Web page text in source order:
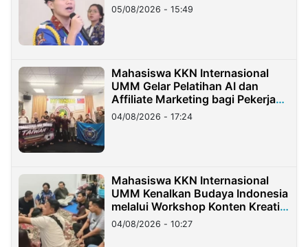
05/08/2026 - 15:49
Mahasiswa KKN Internasional
UMM Gelar Pelatihan AI dan
Affiliate Marketing bagi Pekerja
Migran Indonesia di Taiwan
04/08/2026 - 17:24
Mahasiswa KKN Internasional
UMM Kenalkan Budaya Indonesia
melalui Workshop Konten Kreatif
di Taiwan
04/08/2026 - 10:27